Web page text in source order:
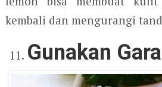
kembali dan mengurangi
Gunakan